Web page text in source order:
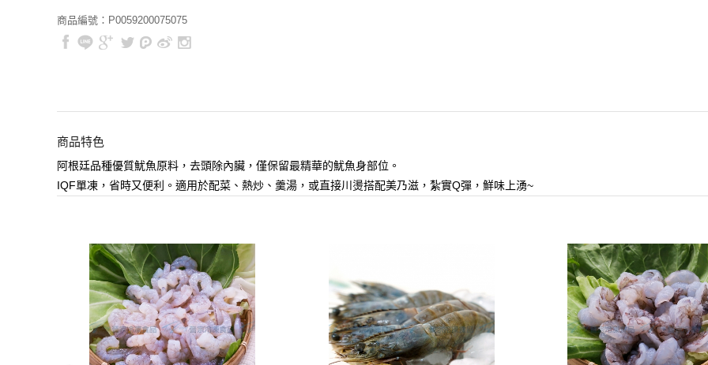
商品編號：P0059200075075
商品特色
阿根廷品種優質魷魚原料，去頭除內臟，僅保留最精華的魷魚身部位。
IQF單凍，省時又便利。適用於配菜、熱炒、羹湯，或直接川燙搭配美乃滋，紮實Q彈，鮮味上湧~